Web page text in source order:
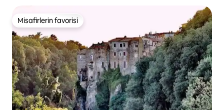
Misafirlerin favorisi
Misafirlerin favorisi